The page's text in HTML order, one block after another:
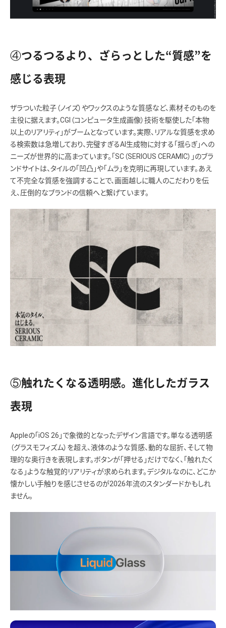
④つるつるより、ざらっとした“質感”を
感じる表現
ザラついた粒子（ノイズ）やワックスのような質感など、素材そのものを
主役に据えます。CGI（コンピュータ生成画像）技術を駆使した「本物
以上のリアリティ」がブームとなっています。実際、リアルな質感を求め
る検索数は急増しており、完璧すぎるAI生成物に対する「揺らぎ」への
ニーズが世界的に高まっています。「SC（SERIOUS CERAMIC）」のブラ
ンドサイトは、タイルの「凹凸」や「ムラ」を克明に再現しています。あえ
て不完全な質感を強調することで、画面越しに職人のこだわりを伝
え、圧倒的なブランドの信頼へと繋げています。
⑤触れたくなる透明感。進化したガラス
表現
Appleの「iOS 26」で象徴的となったデザイン言語です。単なる透明感
（グラスモフィズム）を超え、液体のような質感、動的な屈折、そして物
理的な奥行きを表現します。ボタンが「押せる」だけでなく、「触れたく
なる」ような触覚的リアリティが求められます。デジタルなのに、どこか
懐かしい手触りを感じさせるのが2026年流のスタンダードかもしれ
ません。